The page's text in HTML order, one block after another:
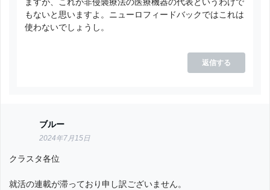
もないと思いますよ。ニューロフィードバックではこれは
使わないでしょうし。
返信する
ブルー
2024年7月15日
クラスタ各位
就活の連載が滞っており申し訳ございません。